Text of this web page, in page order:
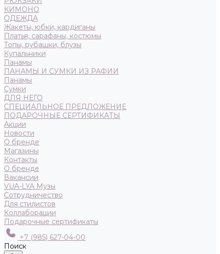
КИМОНО
ОДЕЖДА
Жакеты, юбки, кардиганы
Платья, сарафаны, костюмы
Топы, рубашки, блузы
Купальники
Панамы
ПАНАМЫ И СУМКИ ИЗ РАФИИ
Панамы
Сумки
ДЛЯ НЕГО
СПЕЦИАЛЬНОЕ ПРЕДЛОЖЕНИЕ
ПОДАРОЧНЫЕ СЕРТИФИКАТЫ
Акции
Новости
О бренде
Магазины
Контакты
О бренде
Вакансии
VUA-LYA Музы
Сотрудничество
Для стилистов
Коллаборации
Подарочные сертификаты
+7 (985) 627-04-00
Поиск